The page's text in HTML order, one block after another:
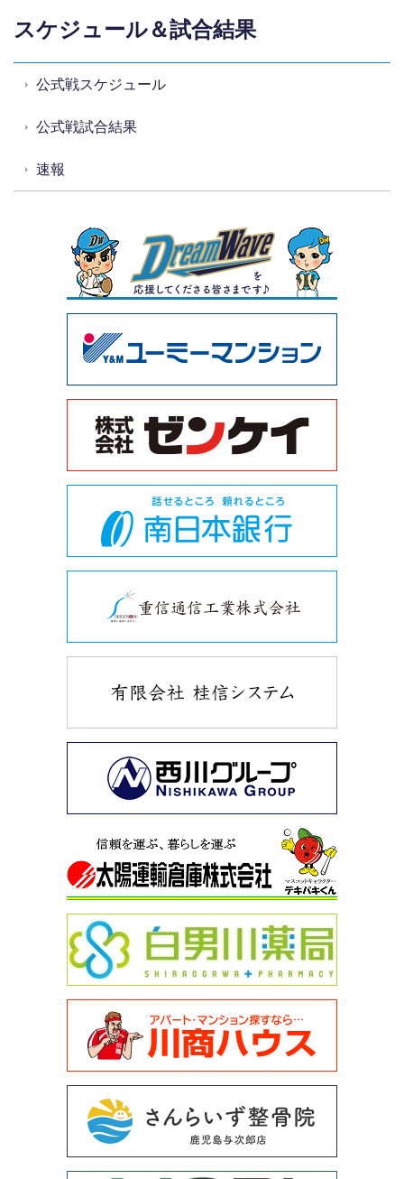
スケジュール＆試合結果
公式戦スケジュール
公式戦試合結果
速報